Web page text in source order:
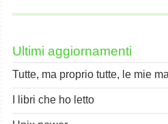
Ultimi aggiornamenti
Tutte, ma proprio tutte, le mie
I libri che ho letto